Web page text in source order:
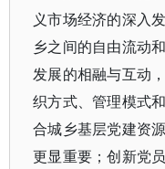
义市场经济的深入
乡之间的自由流动
发展的相融与互动
织方式、管理模式
合城乡基层党建资
更显重要；创新党